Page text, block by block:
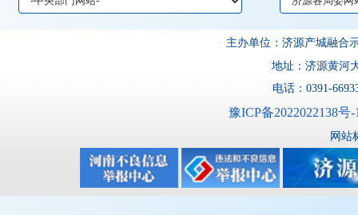
主办单位：济源产城
地址：济源黄
电话：0391-
豫ICP备2022022138号-
网站